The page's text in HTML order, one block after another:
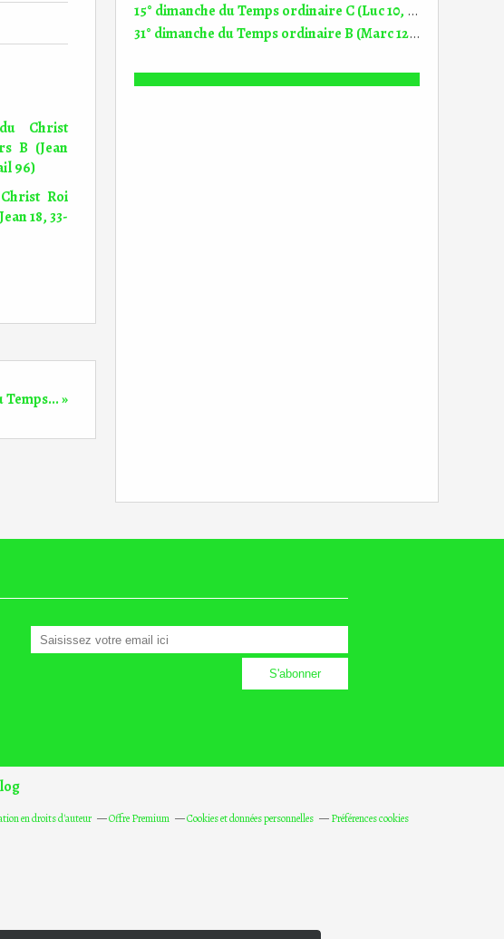
15° dimanche du Temps ordinaire C (Luc 10, 25-37) (DiMail 128)
31° dimanche du Temps ordinaire B (Marc 12, 28b-34) (DiMail 238)
Roi
18, 33-
Temps... »
en droits d'auteur Offre Premium Cookies et données personnelles Préférences cookies